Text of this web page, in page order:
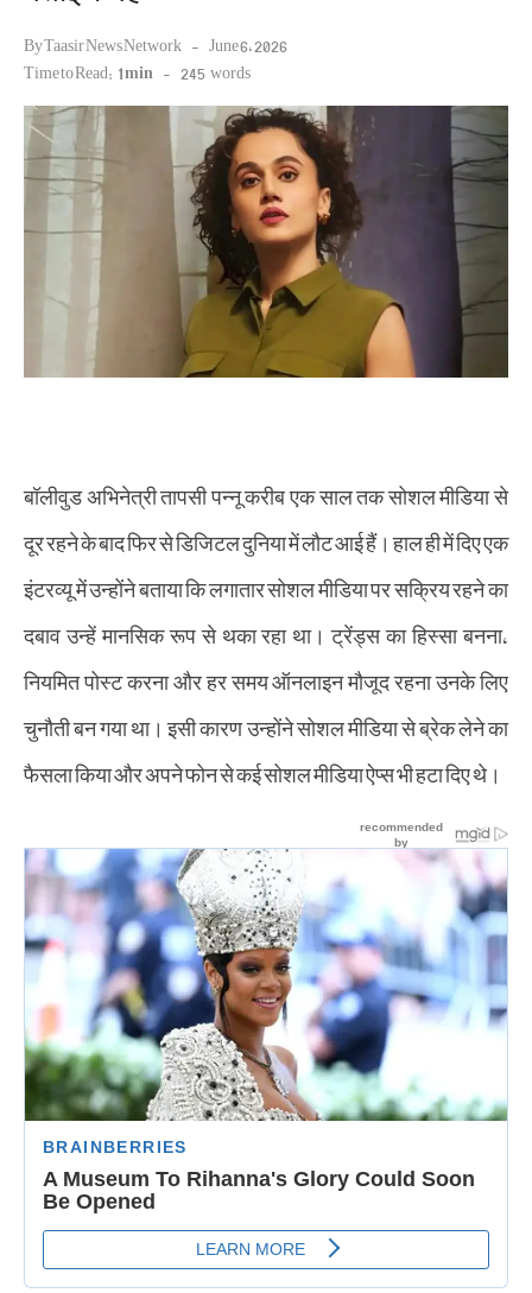
ByTaasir News Network Posted
on
June 6, 2026
Time to Read:1 min - 245words
बॉलीवुड अभिनेत्री तापसी पन्नू करीब एक साल तक सोशल मीडिया से
दूर रहने के बाद फिर से डिजिटल दुनिया में लौट आई हैं। हाल ही में दिए एक
इंटरव्यू में उन्होंने बताया कि लगातार सोशल मीडिया पर सक्रिय रहने का
दबाव उन्हें मानसिक रूप से थका रहा था। ट्रेंड्स का हिस्सा बनना,
नियमित पोस्ट करना और हर समय ऑनलाइन मौजूद रहना उनके लिए
चुनौती बन गया था। इसी कारण उन्होंने सोशल मीडिया से ब्रेक लेने का
फैसला किया और अपने फोन से कई सोशल मीडिया ऐप्स भी हटा दिए थे।